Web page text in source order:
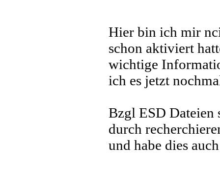
Hier bin ich mir
schon aktiviert
wichtige
ich es jetzt
Bzgl ESD Dateien
durch
und habe dies